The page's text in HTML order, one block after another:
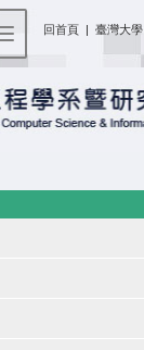
回首頁 | 臺灣大學
Toggle navigation